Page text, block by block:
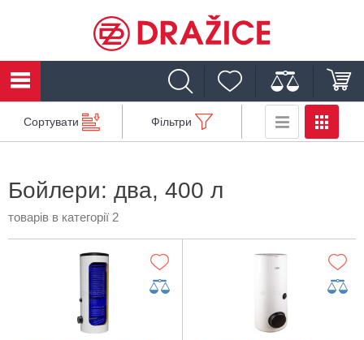
Сортувати Фільтри
Бойлери: два, 400 л
товарів в категорії 2